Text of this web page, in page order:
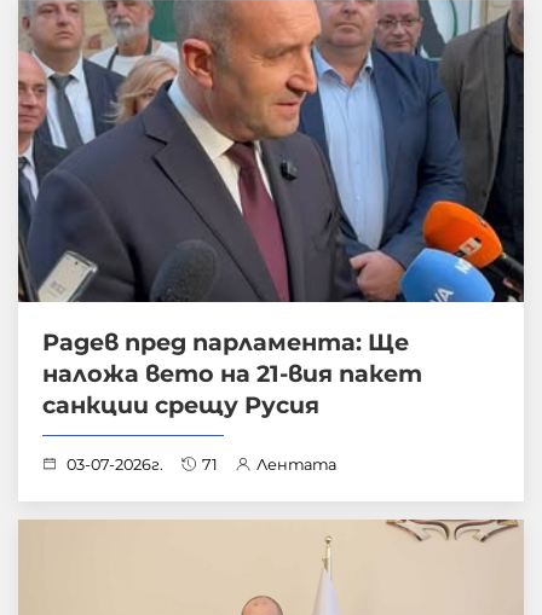
Радев пред парламента: Ще
наложа вето на 21-вия пакет
санкции срещу Русия
03-07-2026г. 71 Лентата